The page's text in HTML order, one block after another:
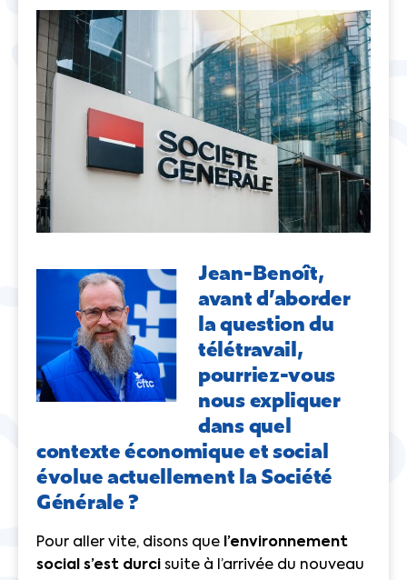
Jean-Benoît,
avant d’aborder
la question du
télétravail,
pourriez-vous
nous expliquer
dans quel
contexte économique et social
évolue actuellement la Société
Générale ?
Pour aller vite, disons que l’environnement
social s’est durci suite à l’arrivée du nouveau